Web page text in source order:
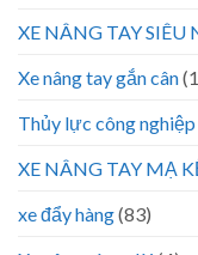
XE NÂNG TAY SIÊU
Xe nâng tay gắn cân
Thủy lực công nghiệp
XE NÂNG TAY MẠ
xe đẩy hàng(83)